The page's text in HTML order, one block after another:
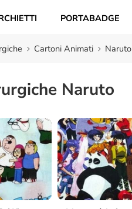
PORTABADGE
Cartoni Animati Naruto
Naruto